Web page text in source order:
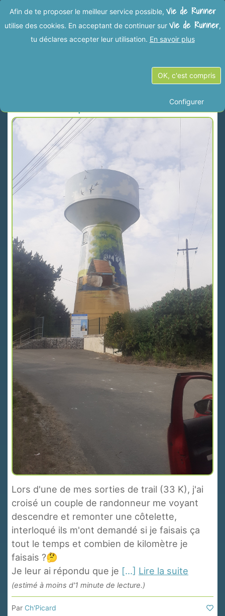
Les dernières Vies de Runner
Descendre pour mieux remonter ⬇️⏫
Lors d'une de mes sorties de trail (33 K), j'ai
croisé un couple de randonneur me voyant
descendre et remonter une côtelette,
interloqué ils m'ont demandé si je faisais ça
tout le temps et combien de kilomètre je
faisais ?🤔
Je leur ai répondu que je [...] Lire la suite
(estimé à moins d'1 minute de lecture.)
Par Ch'Picard
Afin de te proposer le meilleur service possible, Vie de Runner
utilise des cookies. En acceptant de continuer sur Vie de Runner,
tu déclares accepter leur utilisation. En savoir plus
OK, c'est compris
Configurer